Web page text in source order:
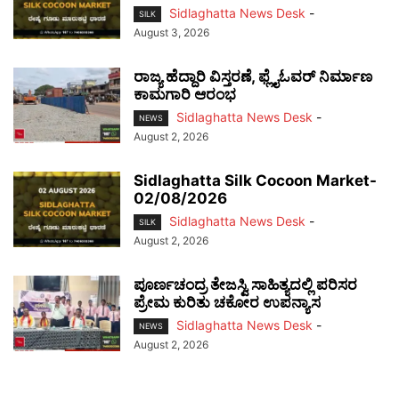
SILK Sidlaghatta News Desk -
August 3, 2026
ರಾಜ್ಯ ಹೆದ್ದಾರಿ ವಿಸ್ತರಣೆ, ಫ್ಲೈಓವರ್ ನಿರ್ಮಾಣ
ಕಾಮಗಾರಿ ಆರಂಭ
NEWS Sidlaghatta News Desk -
August 2, 2026
Sidlaghatta Silk Cocoon Market-
02/08/2026
SILK Sidlaghatta News Desk -
August 2, 2026
ಪೂರ್ಣಚಂದ್ರ ತೇಜಸ್ವಿ ಸಾಹಿತ್ಯದಲ್ಲಿ ಪರಿಸರ
ಪ್ರೇಮ ಕುರಿತು ಚಕೋರ ಉಪನ್ಯಾಸ
NEWS Sidlaghatta News Desk -
August 2, 2026